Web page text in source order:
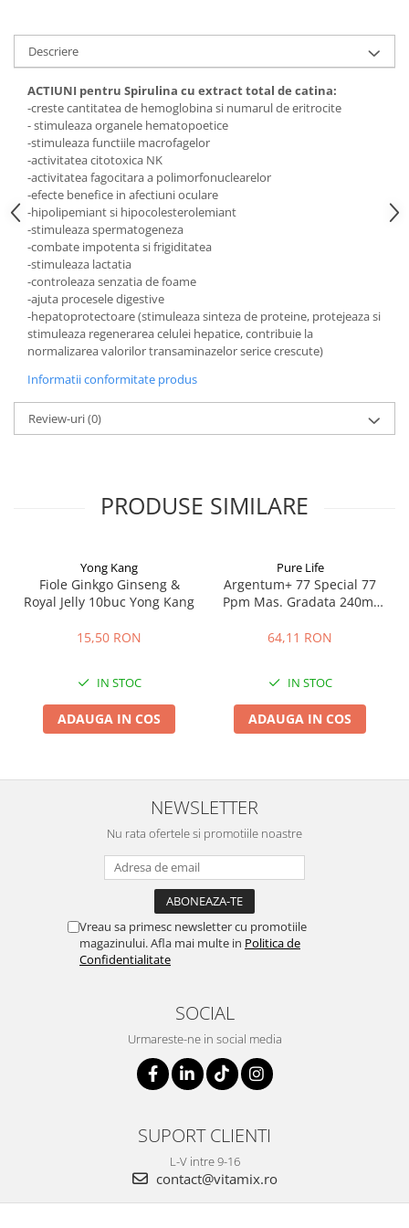
Imunitate
Memorie
Produse sanatate sexuala
Produse pentru Ea
Potenta barbati
Produse pentru sportivi
Proteine
Suplimente fitness
Batoane proteice
Pentru antrenament
Mama si copilul
Produse pentru copii
Sarcina si alaptare
Sucuri
Produse instant
Paste
Snacksuri
Superalimente
Atelierul de cafea si ceaiuri
Cafea
Ceaiuri simple
Ceaiuri medicinale compuse
Ceaiuri Maté
Cafea verde
Ulei de Cocos
Ulei de cocos de uz alimentar
Ulei de cocos de uz cosmetic
Alte produse din Cocos
Descriere
ACTIUNI pentru Spirulina cu extract total de catina:
-creste cantitatea de hemoglobina si numarul de eritrocite
- stimuleaza organele hematopoetice
-stimuleaza functiile macrofagelor
-activitatea citotoxica NK
-activitatea fagocitara a polimorfonuclearelor
-efecte benefice in afectiuni oculare
-hipolipemiant si hipocolesterolemiant
-stimuleaza spermatogeneza
-combate impotenta si frigiditatea
-stimuleaza lactatia
-controleaza senzatia de foame
-ajuta procesele digestive
-hepatoprotectoare (stimuleaza sinteza de proteine, protejeaza si
stimuleaza regenerarea celulei hepatice, contribuie la
normalizarea valorilor transaminazelor serice crescute)
Informatii conformitate produs
Review-uri(0)
PRODUSE SIMILARE
Yong Kang
Fiole Ginkgo Ginseng &
Royal Jelly 10buc Yong Kang
15,50 RON
IN STOC
ADAUGA IN COS
Pure Life
Argentum+ 77 Special 77
Ppm Mas. Gradata 240ml
64,11 RON
IN STOC
ADAUGA IN COS
NEWSLETTER
Nu rata ofertele si promotiile noastre
Vreau sa primesc newsletter cu promotiile
magazinului. Afla mai multe in Politica de
Confidentialitate
SOCIAL
Urmareste-ne in social media
SUPORT CLIENTI
L-V intre 9-16
contact@vitamix.ro